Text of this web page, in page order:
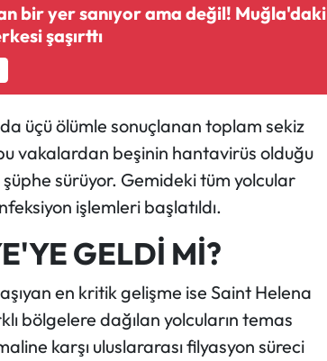
bir yer sanıyor ama değil! Muğla'daki
şaşırttı
üçü ölümle sonuçlanan toplam sekiz
vakalardan beşinin hantavirüs olduğu
sürüyor. Gemideki tüm yolcular
işlemleri başlatıldı.
GELDİ Mİ?
en kritik gelişme ise Saint Helena
bölgelere dağılan yolcuların temas
karşı uluslararası filyasyon süreci